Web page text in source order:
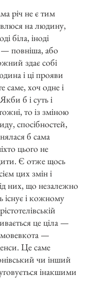
річ не є тим
на людину,
біла, іноді
— повніша, або
здає собі
і ці прояви
саме, хоч одне і
б і суть і
то із зміною
спосібностей,
б сама
цього не
Є отже щось
цих змін і
них, що незалежно
існує і кожному
це ціла —
—
Це саме
чи інший
інакшими